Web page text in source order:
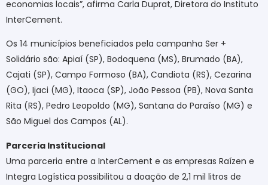
economias locais”, afirma Carla Duprat, Diretora do Instituto
InterCement.
Os 14 municípios beneficiados pela campanha Ser +
Solidário são: Apiaí (SP), Bodoquena (MS), Brumado (BA),
Cajati (SP), Campo Formoso (BA), Candiota (RS), Cezarina
(GO), Ijaci (MG), Itaoca (SP), João Pessoa (PB), Nova Santa
Rita (RS), Pedro Leopoldo (MG), Santana do Paraíso (MG) e
São Miguel dos Campos (AL).
Parceria Institucional
Uma parceria entre a InterCement e as empresas Raízen e
Integra Logística possibilitou a doação de 2,1 mil litros de